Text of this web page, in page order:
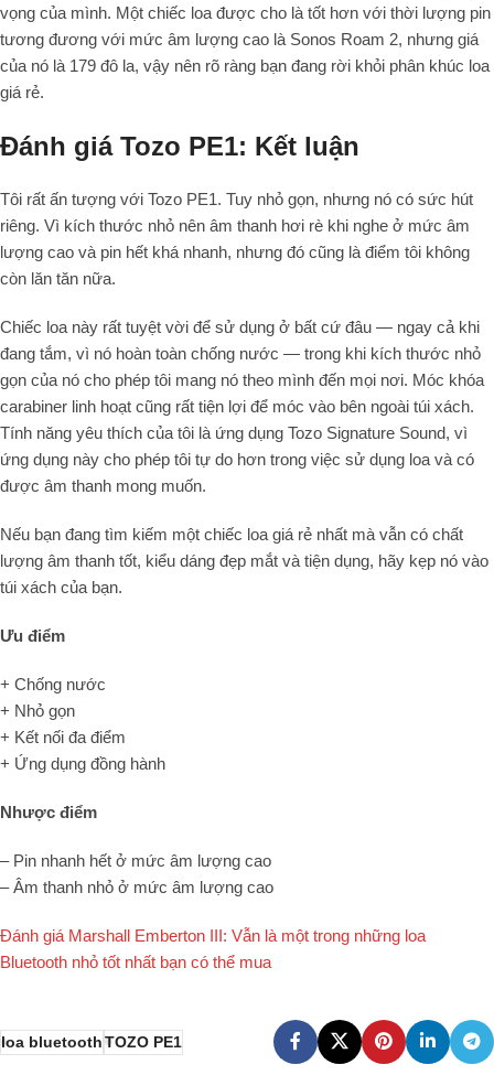
vọng của mình. Một chiếc loa được cho là tốt hơn với thời lượng pin
tương đương với mức âm lượng cao là Sonos Roam 2, nhưng giá
của nó là 179 đô la, vậy nên rõ ràng bạn đang rời khỏi phân khúc loa
giá rẻ.
Đánh giá Tozo PE1: Kết luận
Tôi rất ấn tượng với Tozo PE1. Tuy nhỏ gọn, nhưng nó có sức hút
riêng. Vì kích thước nhỏ nên âm thanh hơi rè khi nghe ở mức âm
lượng cao và pin hết khá nhanh, nhưng đó cũng là điểm tôi không
còn lăn tăn nữa.
Chiếc loa này rất tuyệt vời để sử dụng ở bất cứ đâu — ngay cả khi
đang tắm, vì nó hoàn toàn chống nước — trong khi kích thước nhỏ
gọn của nó cho phép tôi mang nó theo mình đến mọi nơi. Móc khóa
carabiner linh hoạt cũng rất tiện lợi để móc vào bên ngoài túi xách.
Tính năng yêu thích của tôi là ứng dụng Tozo Signature Sound, vì
ứng dụng này cho phép tôi tự do hơn trong việc sử dụng loa và có
được âm thanh mong muốn.
Nếu bạn đang tìm kiếm một chiếc loa giá rẻ nhất mà vẫn có chất
lượng âm thanh tốt, kiểu dáng đẹp mắt và tiện dụng, hãy kẹp nó vào
túi xách của bạn.
Ưu điểm
+ Chống nước
+ Nhỏ gọn
+ Kết nối đa điểm
+ Ứng dụng đồng hành
Nhược điểm
– Pin nhanh hết ở mức âm lượng cao
– Âm thanh nhỏ ở mức âm lượng cao
Đánh giá Marshall Emberton III: Vẫn là một trong những loa
Bluetooth nhỏ tốt nhất bạn có thể mua
loa bluetooth TOZO PE1